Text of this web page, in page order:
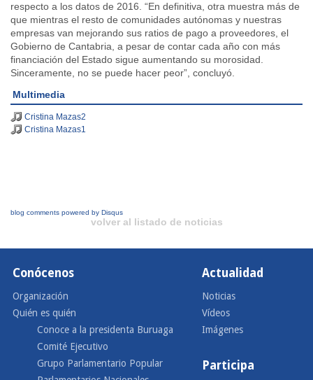
respecto a los datos de 2016. “En definitiva, otra muestra más de
que mientras el resto de comunidades autónomas y nuestras
empresas van mejorando sus ratios de pago a proveedores, el
Gobierno de Cantabria, a pesar de contar cada año con más
financiación del Estado sigue aumentando su morosidad.
Sinceramente, no se puede hacer peor”, concluyó.
Multimedia
Cristina Mazas2
Cristina Mazas1
blog comments powered by Disqus
volver al listado de noticias
Conócenos
Organización
Quién es quién
Conoce a la presidenta Buruaga
Comité Ejecutivo
Grupo Parlamentario Popular
Actualidad
Noticias
Vídeos
Imágenes
Participa